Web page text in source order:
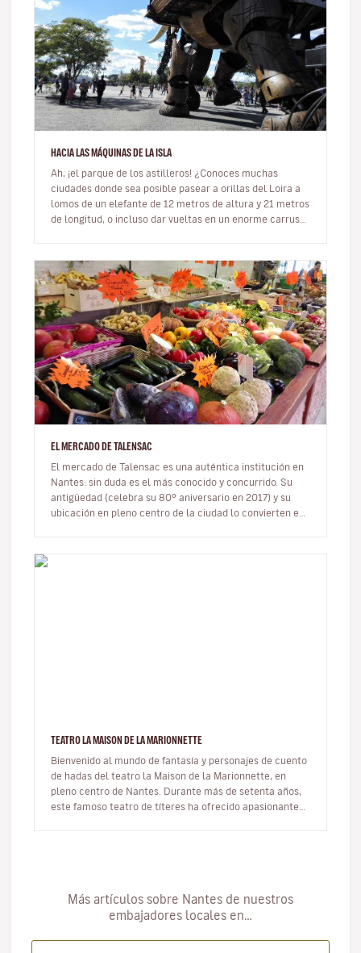
HACIA LAS MÁQUINAS DE LA ISLA
Ah, ¡el parque de los astilleros! ¿Conoces muchas
ciudades donde sea posible pasear a orillas del Loira a
lomos de un elefante de 12 metros de altura y 21 metros
de longitud, o incluso dar vueltas en un enorme carrusel
EL MERCADO DE TALENSAC
El mercado de Talensac es una auténtica institución en
Nantes: sin duda es el más conocido y concurrido. Su
antigüedad (celebra su 80º aniversario en 2017) y su
ubicación en pleno centro de la ciudad lo convierten en
TEATRO LA MAISON DE LA MARIONNETTE
Bienvenido al mundo de fantasía y personajes de cuento
de hadas del teatro la Maison de la Marionnette, en
pleno centro de Nantes. Durante más de setenta años,
este famoso teatro de títeres ha ofrecido apasionantes
Más artículos sobre Nantes de nuestros
embajadores locales en…